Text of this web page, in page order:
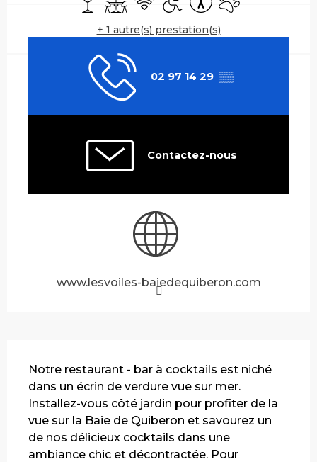
+ 1 autre(s) prestation(s)
02 97 14 29 ▒▒
Contactez-nous
www.lesvoiles-baiedequiberon.com
Notre restaurant - bar à cocktails est niché
dans un écrin de verdure vue sur mer.
Installez-vous côté jardin pour profiter de la
vue sur la Baie de Quiberon et savourez un
de nos délicieux cocktails dans une
ambiance chic et décontractée. Pour